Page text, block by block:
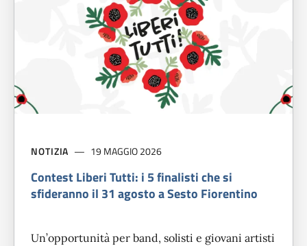
NOTIZIA 19 MAGGIO 2026
Contest Liberi Tutti: i 5 finalisti che si
sfideranno il 31 agosto a Sesto Fiorentino
Un’opportunità per band, solisti e giovani artisti